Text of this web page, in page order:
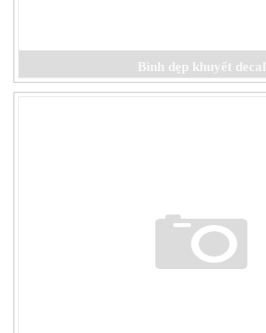
Bình dẹp khuyết decal